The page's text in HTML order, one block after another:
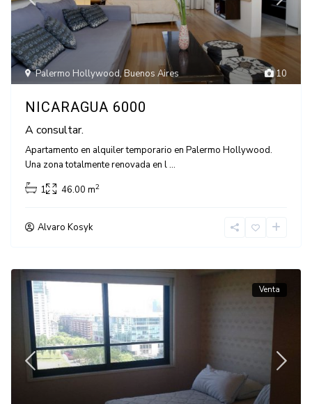
10
Palermo Hollywood,Buenos Aires
NICARAGUA 6000
A consultar.
Apartamento en alquiler temporario en Palermo Hollywood.
Una zona totalmente renovada en l...
1
46.00 m2
Alvaro Kosyk
Venta